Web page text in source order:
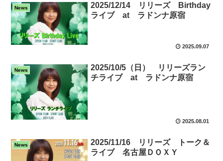
News
2025/12/14 リリーズ Birthday
ライブ at ラドンナ原宿
2025.09.07
News
2025/10/5（日） リリーズラン
チライブ at ラドンナ原宿
2025.08.01
News
2025/11/16 リリーズ トーク＆
ライブ 名古屋ＤＯＸＹ